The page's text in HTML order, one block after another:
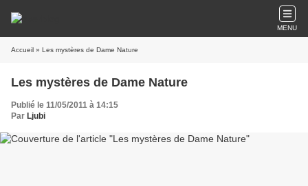
MENU
Accueil » Les mystères de Dame Nature
Les mystères de Dame Nature
Publié le 11/05/2011 à 14:15
Par Ljubi